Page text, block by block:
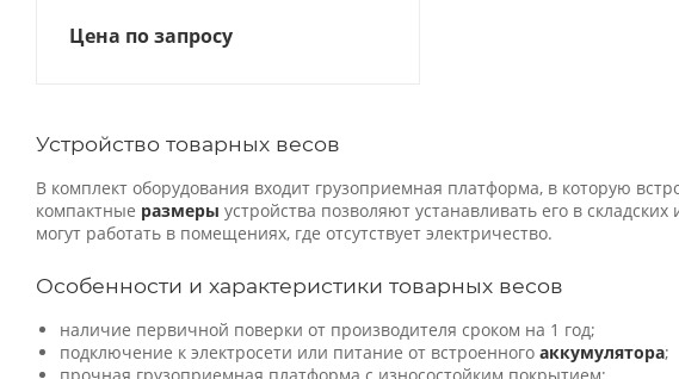
Цена по запросу
Устройство товарных весов
В комплект оборудования входит грузоприемная платформа, в которую
компактные размеры устройства позволяют устанавливать его в
могут работать в помещениях, где отсутствует электричество.
Особенности и характеристики товарных весов
наличие первичной поверки от производителя сроком на 1 год;
подключение к электросети или питание от встроенного аккумулятора;